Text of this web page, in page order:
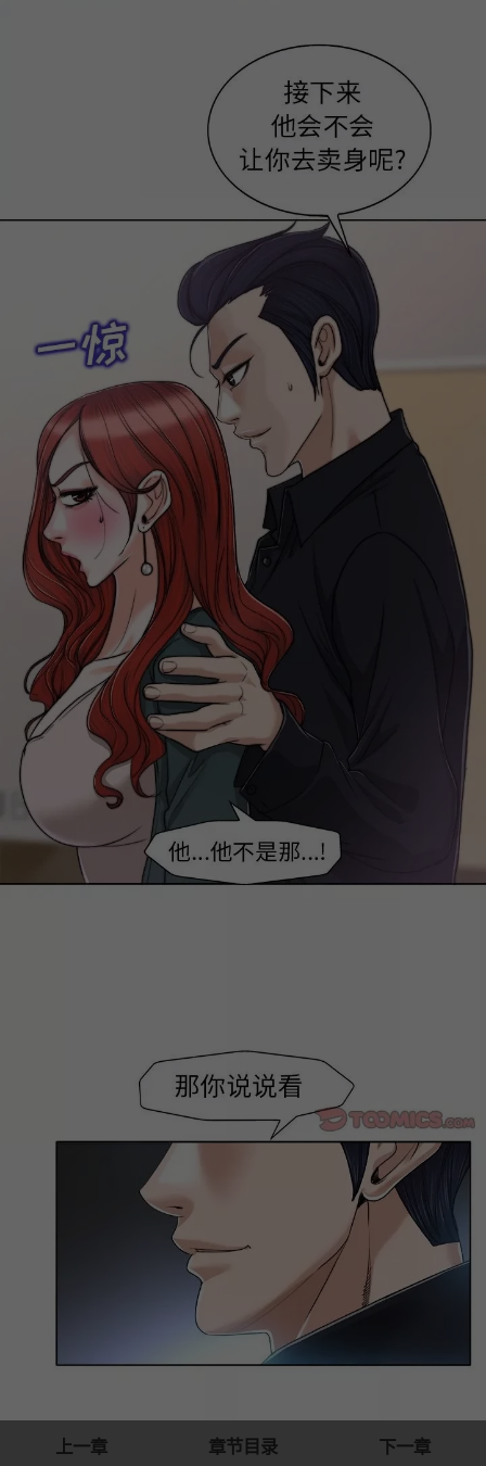
上一章 章节目录 下一章